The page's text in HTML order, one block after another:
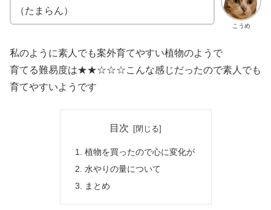
こうめ
（たまらん）
私のように素人でも案外育てやすい植物のようで
育てる難易度は★★☆☆☆こんな感じだったので素人でも
育てやすいようです
目次
植物を買ったので心に変化が
水やりの量について
まとめ